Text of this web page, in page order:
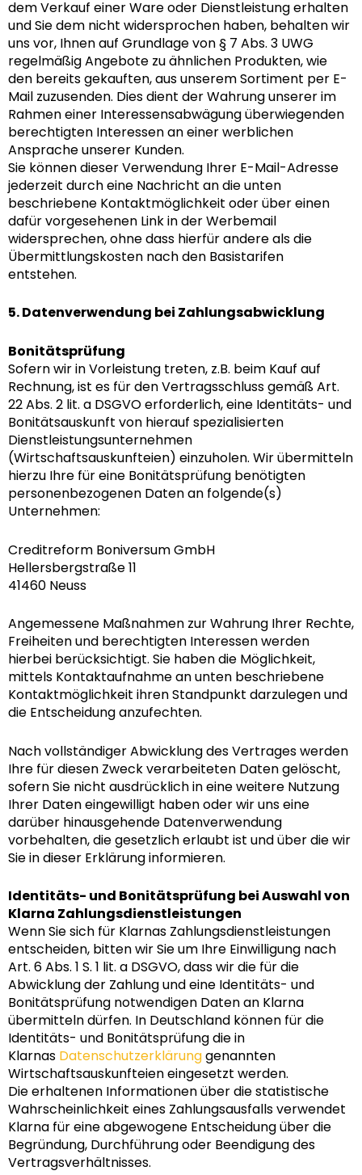
dem Verkauf einer Ware oder Dienstleistung erhalten
und Sie dem nicht widersprochen haben, behalten wir
uns vor, Ihnen auf Grundlage von § 7 Abs. 3 UWG
regelmäßig Angebote zu ähnlichen Produkten, wie
den bereits gekauften, aus unserem Sortiment per E-
Mail zuzusenden. Dies dient der Wahrung unserer im
Rahmen einer Interessensabwägung überwiegenden
berechtigten Interessen an einer werblichen
Ansprache unserer Kunden.
Sie können dieser Verwendung Ihrer E-Mail-Adresse
jederzeit durch eine Nachricht an die unten
beschriebene Kontaktmöglichkeit oder über einen
dafür vorgesehenen Link in der Werbemail
widersprechen, ohne dass hierfür andere als die
Übermittlungskosten nach den Basistarifen
entstehen.
5. Datenverwendung bei Zahlungsabwicklung
Bonitätsprüfung
Sofern wir in Vorleistung treten, z.B. beim Kauf auf
Rechnung, ist es für den Vertragsschluss gemäß Art.
22 Abs. 2 lit. a DSGVO erforderlich, eine Identitäts- und
Bonitätsauskunft von hierauf spezialisierten
Dienstleistungsunternehmen
(Wirtschaftsauskunfteien) einzuholen. Wir übermitteln
hierzu Ihre für eine Bonitätsprüfung benötigten
personenbezogenen Daten an folgende(s)
Unternehmen:
Creditreform Boniversum GmbH
Hellersbergstraße 11
41460 Neuss
Angemessene Maßnahmen zur Wahrung Ihrer Rechte,
Freiheiten und berechtigten Interessen werden
hierbei berücksichtigt. Sie haben die Möglichkeit,
mittels Kontaktaufnahme an unten beschriebene
Kontaktmöglichkeit ihren Standpunkt darzulegen und
die Entscheidung anzufechten.
Nach vollständiger Abwicklung des Vertrages werden
Ihre für diesen Zweck verarbeiteten Daten gelöscht,
sofern Sie nicht ausdrücklich in eine weitere Nutzung
Ihrer Daten eingewilligt haben oder wir uns eine
darüber hinausgehende Datenverwendung
vorbehalten, die gesetzlich erlaubt ist und über die wir
Sie in dieser Erklärung informieren.
Identitäts- und Bonitätsprüfung bei Auswahl von
Klarna Zahlungsdienstleistungen
Wenn Sie sich für Klarnas Zahlungsdienstleistungen
entscheiden, bitten wir Sie um Ihre Einwilligung nach
Art. 6 Abs. 1 S. 1 lit. a DSGVO, dass wir die für die
Abwicklung der Zahlung und eine Identitäts- und
Bonitätsprüfung notwendigen Daten an Klarna
übermitteln dürfen. In Deutschland können für die
Identitäts- und Bonitätsprüfung die in
Klarnas Datenschutzerklärunggenannten
Wirtschaftsauskunfteien eingesetzt werden.
Die erhaltenen Informationen über die statistische
Wahrscheinlichkeit eines Zahlungsausfalls verwendet
Klarna für eine abgewogene Entscheidung über die
Begründung, Durchführung oder Beendigung des
Vertragsverhältnisses.